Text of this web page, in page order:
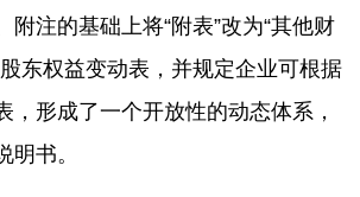
附注的基础上将“附表”改为“其他财
东权益变动表，并规定企业可根据
，形成了一个开放性的动态体系，
明书。